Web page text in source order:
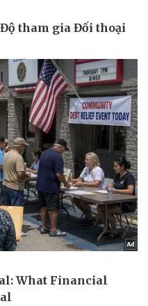
Ô tô - Xe máy
Ô tô
Xe máy